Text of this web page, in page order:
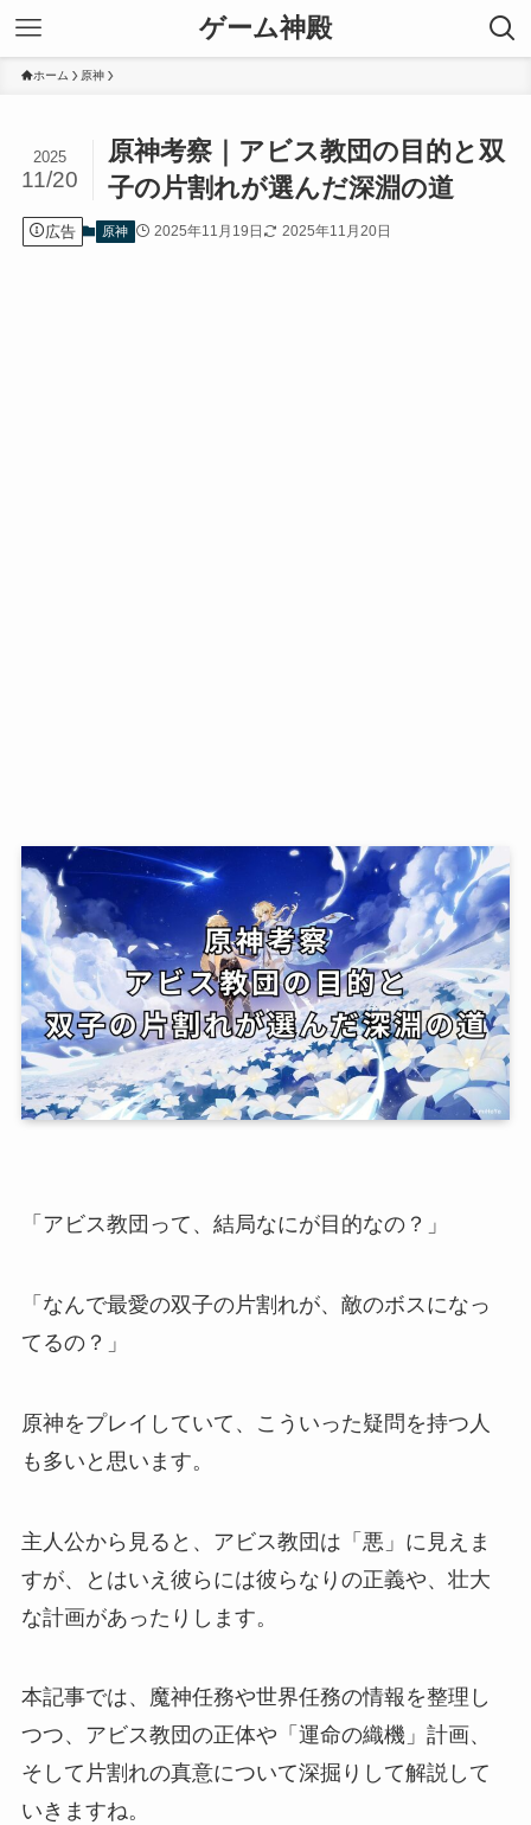
ゲーム神殿
ホーム 原神
原神考察｜アビス教団の目的と双
子の片割れが選んだ深淵の道
2025
11/20
広告 原神 2025年11月19日 2025年11月20日
「アビス教団って、結局なにが目的なの？」
「なんで最愛の双子の片割れが、敵のボスになっ
てるの？」
原神をプレイしていて、こういった疑問を持つ人
も多いと思います。
主人公から見ると、アビス教団は「悪」に見えま
すが、とはいえ彼らには彼らなりの正義や、壮大
な計画があったりします。
本記事では、魔神任務や世界任務の情報を整理し
つつ、アビス教団の正体や「運命の織機」計画、
そして片割れの真意について深掘りして解説して
いきますね。